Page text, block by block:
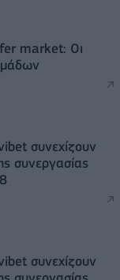
market: Οι
συνεχίζουν
συνεργασίας
συνεχίζουν